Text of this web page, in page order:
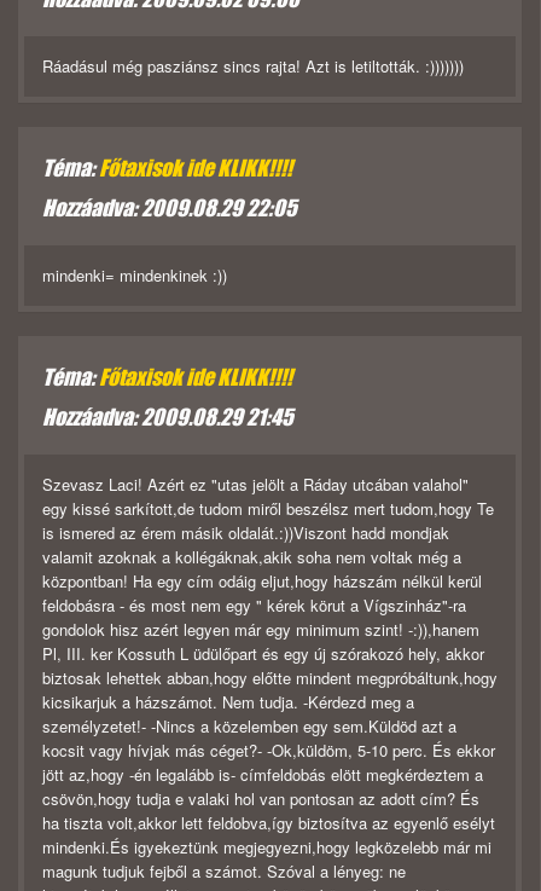
Ráadásul még pasziánsz sincs rajta! Azt is letiltották. :)))))))
Téma:Főtaxisok ide KLIKK!!!!
Hozzáadva: 2009.08.29 22:05
mindenki= mindenkinek :))
Téma:Főtaxisok ide KLIKK!!!!
Hozzáadva: 2009.08.29 21:45
Szevasz Laci! Azért ez "utas jelölt a Ráday utcában valahol"
egy kissé sarkított,de tudom miről beszélsz mert tudom,hogy Te
is ismered az érem másik oldalát.:))Viszont hadd mondjak
valamit azoknak a kollégáknak,akik soha nem voltak még a
központban! Ha egy cím odáig eljut,hogy házszám nélkül kerül
feldobásra - és most nem egy " kérek körut a Vígszinház"-ra
gondolok hisz azért legyen már egy minimum szint! -:)),hanem
Pl, III. ker Kossuth L üdülőpart és egy új szórakozó hely, akkor
biztosak lehettek abban,hogy előtte mindent megpróbáltunk,hogy
kicsikarjuk a házszámot. Nem tudja. -Kérdezd meg a
személyzetet!- -Nincs a közelemben egy sem.Küldöd azt a
kocsit vagy hívjak más céget?- -Ok,küldöm, 5-10 perc. És ekkor
jött az,hogy -én legalább is- címfeldobás elött megkérdeztem a
csövön,hogy tudja e valaki hol van pontosan az adott cím? És
ha tiszta volt,akkor lett feldobva,így biztosítva az egyenlő esélyt
mindenki.És igyekeztünk megjegyezni,hogy legközelebb már mi
magunk tudjuk fejből a számot. Szóval a lényeg: ne